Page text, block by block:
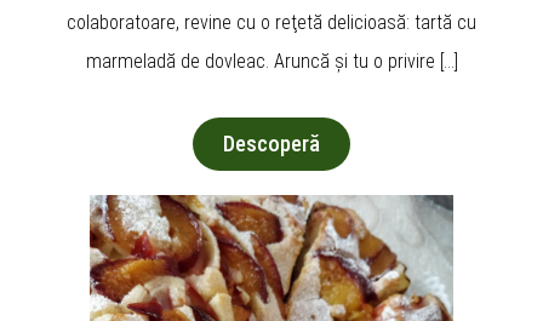
colaboratoare, revine cu o reţetă delicioasă: tartă cu
marmeladă de dovleac. Aruncă și tu o privire […]
Descoperă